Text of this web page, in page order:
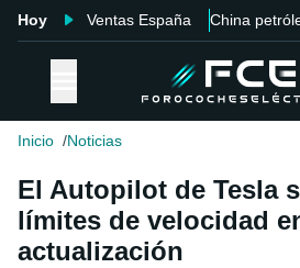
Hoy Ventas España China
Inicio Noticias
El Autopilot de Tesla
límites de velocidad
actualización